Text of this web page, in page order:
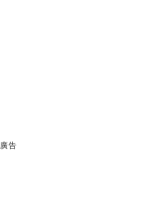
廣告